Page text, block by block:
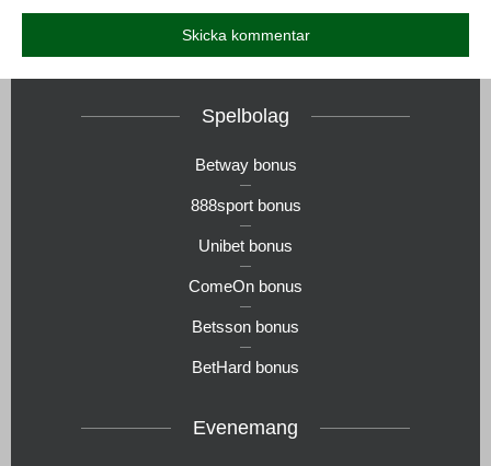
Spelbolag
Betway bonus
888sport bonus
Unibet bonus
ComeOn bonus
Betsson bonus
BetHard bonus
Evenemang